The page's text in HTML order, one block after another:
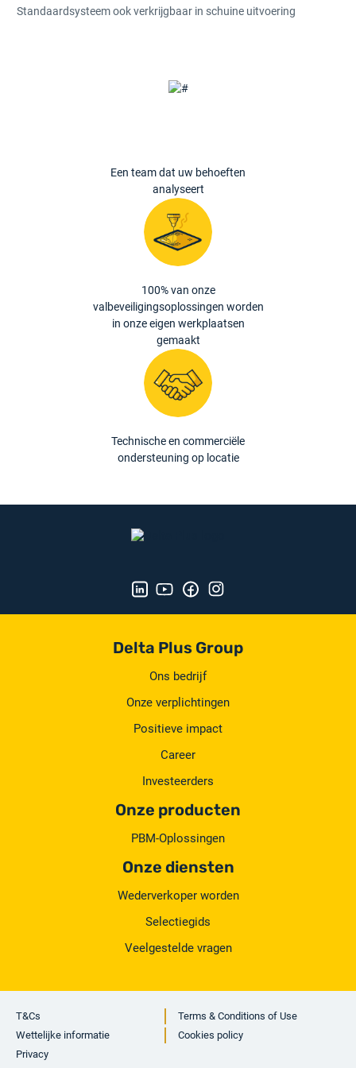
Standaardsysteem ook verkrijgbaar in schuine uitvoering
Een team dat uw behoeften
analyseert
100% van onze
valbeveiligingsoplossingen worden
in onze eigen werkplaatsen
gemaakt
Technische en commerciële
ondersteuning op locatie
Delta Plus Group
Ons bedrijf
Onze verplichtingen
Positieve impact
Career
Investeerders
Onze producten
PBM-Oplossingen
Onze diensten
Wederverkoper worden
Selectiegids
Veelgestelde vragen
T&Cs
Terms & Conditions of Use
Wettelijke informatie
Cookies policy
Privacy